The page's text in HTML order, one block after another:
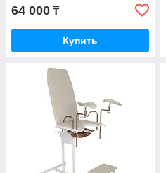
64 000 ₸
Купить